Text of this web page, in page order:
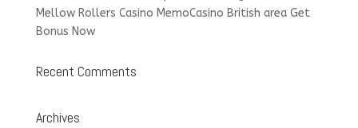
Mellow Rollers Casino MemoCasino British area Get
Bonus Now
Recent Comments
Archives